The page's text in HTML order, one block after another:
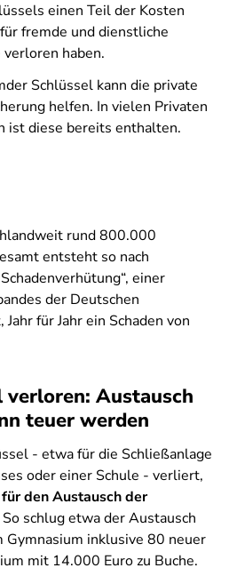
einen Teil der Kosten
fremde und dienstliche
haben.
Schlüssel kann die private
helfen. In vielen Privaten
ist diese bereits enthalten.
rund 800.000
entsteht so nach
einer
der Deutschen
für Jahr ein Schaden von
verloren: Austausch
teuer werden
- etwa für die Schließanlage
oder einer Schule - verliert,
den Austausch der
So schlug etwa der Austausch
Gymnasium inklusive 80 neuer
mit 14.000 Euro zu Buche.